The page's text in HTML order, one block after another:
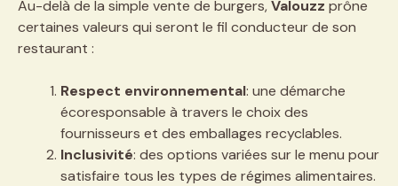
Au-delà de la simple vente de burgers,Valouzz prône
certaines valeurs qui seront le fil conducteur de son
restaurant :
Respect environnemental: une démarche
écoresponsable à travers le choix des
fournisseurs et des emballages recyclables.
Inclusivité: des options variées sur le menu pour
satisfaire tous les types de régimes alimentaires.